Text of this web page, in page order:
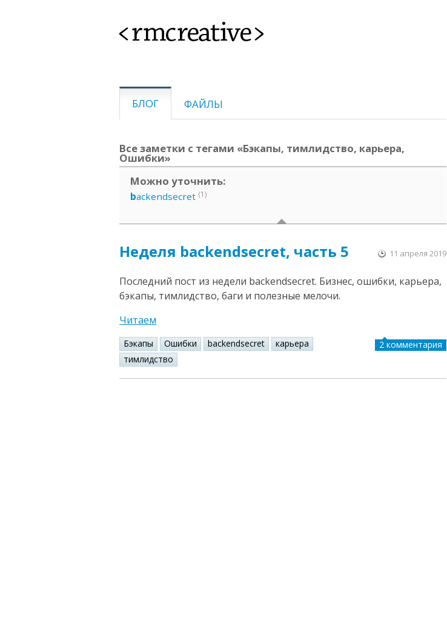
<rmcreative>
БЛОГ ФАЙЛЫ
Все заметки с тегами «Бэкапы, тимлидство, карьера,
Ошибки»
Можно уточнить:
backendsecret (1)
Неделя backendsecret, часть 5 11 апреля 2019
Последний пост из недели backendsecret. Бизнес, ошибки, карьера,
бэкапы, тимлидство, баги и полезные мелочи.
Читаем
Бэкапы Ошибки backendsecret
карьера
тимлидство
2 комментария